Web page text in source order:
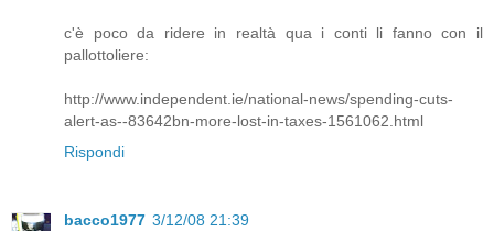
c'è poco da ridere in realtà qua i conti li fanno con il
pallottoliere:
http://www.independent.ie/national-news/spending-cuts-
alert-as--83642bn-more-lost-in-taxes-1561062.html
Rispondi
bacco1977 3/12/08 21:39